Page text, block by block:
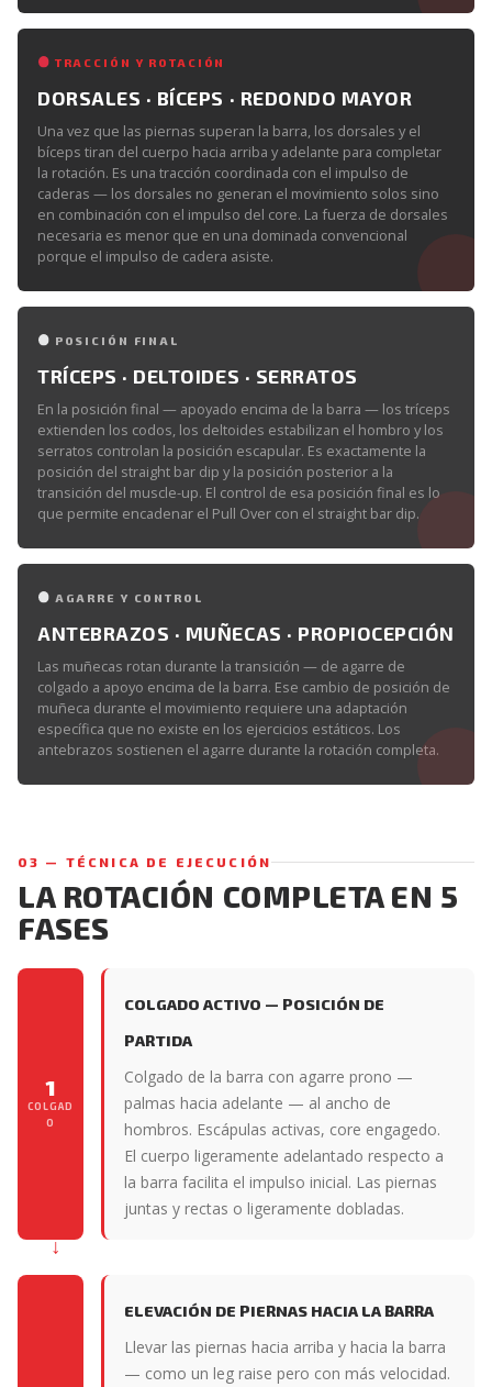
TRACCIÓN Y ROTACIÓN
DORSALES · BÍCEPS · REDONDO MAYOR
Una vez que las piernas superan la barra, los dorsales y el
bíceps tiran del cuerpo hacia arriba y adelante para completar
la rotación. Es una tracción coordinada con el impulso de
caderas — los dorsales no generan el movimiento solos sino
en combinación con el impulso del core. La fuerza de dorsales
necesaria es menor que en una dominada convencional
porque el impulso de cadera asiste.
POSICIÓN FINAL
TRÍCEPS · DELTOIDES · SERRATOS
En la posición final — apoyado encima de la barra — los tríceps
extienden los codos, los deltoides estabilizan el hombro y los
serratos controlan la posición escapular. Es exactamente la
posición del straight bar dip y la posición posterior a la
transición del muscle-up. El control de esa posición final es lo
que permite encadenar el Pull Over con el straight bar dip.
AGARRE Y CONTROL
ANTEBRAZOS · MUÑECAS · PROPIOCEPCIÓN
Las muñecas rotan durante la transición — de agarre de
colgado a apoyo encima de la barra. Ese cambio de posición de
muñeca durante el movimiento requiere una adaptación
específica que no existe en los ejercicios estáticos. Los
antebrazos sostienen el agarre durante la rotación completa.
03 — TÉCNICA DE EJECUCIÓN
LA ROTACIÓN COMPLETA EN 5
FASES
1
COLGAD
O
COLGADO ACTIVO — POSICIÓN DE
PARTIDA
Colgado de la barra con agarre prono —
palmas hacia adelante — al ancho de
hombros. Escápulas activas, core engagedo.
El cuerpo ligeramente adelantado respecto a
la barra facilita el impulso inicial. Las piernas
juntas y rectas o ligeramente dobladas.
ELEVACIÓN DE PIERNAS HACIA LA BARRA
Llevar las piernas hacia arriba y hacia la barra
— como un leg raise pero con más velocidad.